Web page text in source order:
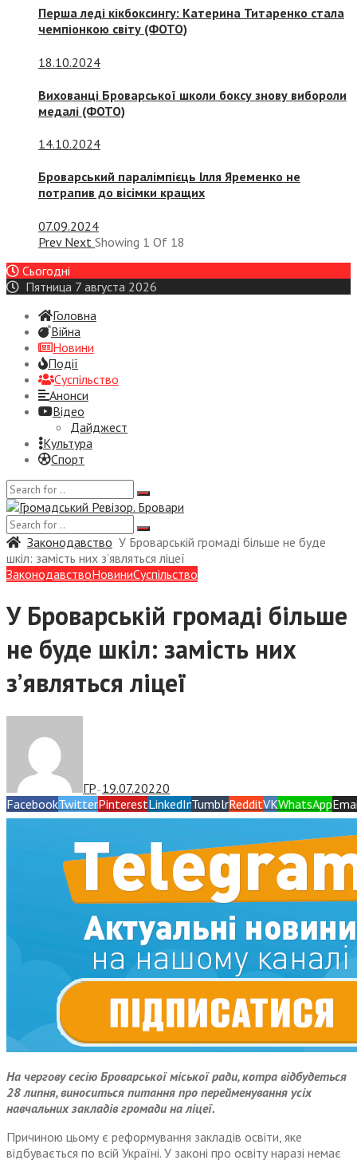
Перша леді кікбоксингу: Катерина Титаренко стала
чемпіонкою світу (ФОТО)
18.10.2024
Вихованці Броварської школи боксу знову вибороли
медалі (ФОТО)
14.10.2024
Броварський паралімпієць Ілля Яременко не
потрапив до вісімки кращих
07.09.2024
Prev Next Showing 1 Of 18
Сьогодні
Пятница 7 августа 2026
Головна
Війна
Новини
Події
Суспiльство
Анонси
Відео
Дайджест
Культура
Спорт
Законодавство У Броварській громаді більше не буде
шкіл: замість них з’являться ліцеї
ЗаконодавствоНовиниСуспiльство
У Броварській громаді більше
не буде шкіл: замість них
з’являться ліцеї
ГР — 19.07.20220
FacebookTwitterPinterestLinkedInTumblrRedditVKWhatsApp
На чергову сесію Броварської міської ради, котра відбудеться
28 липня, виноситься питання про перейменування усіх
навчальних закладів громади на ліцеї.
Причиною цьому є реформування закладів освіти, яке
відбувається по всій Україні. У законі про освіту наразі немає